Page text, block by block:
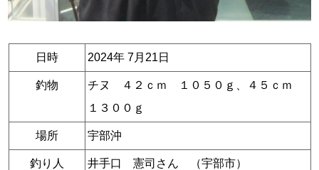
日時 2024年 7月21日
釣物
チヌ ４２ｃｍ １０５０ｇ、４５ｃｍ
１３００ｇ
場所 宇部沖
釣り人 井手口 憲司さん （宇部市）